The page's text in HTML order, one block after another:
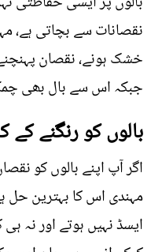
نقصانات سے بچاتی ہے،
خشک ہونے، نقصان
جبکہ اس سے بال بھی
بالوں کو رنگنے کے
اگر آپ اپنے بالوں کو
مہندی اس کا بہترین حل
ایسڈ نہیں ہوتے اور نہ